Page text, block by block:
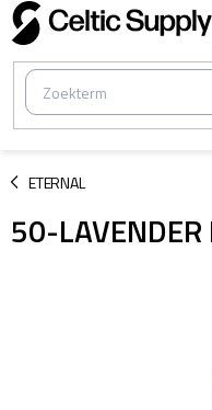
Overslaan
naar
inhoud
ETERNAL
/
50-